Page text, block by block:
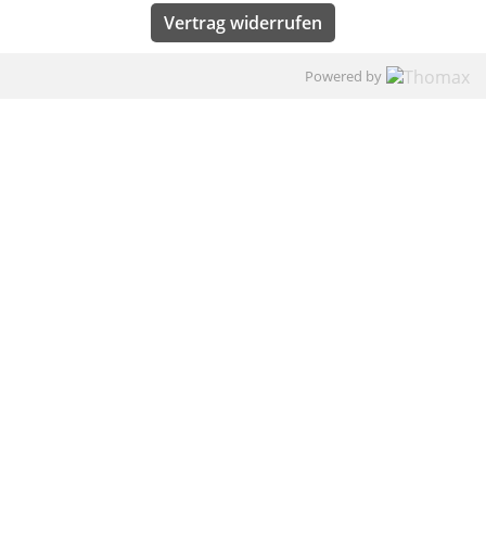
Vertrag widerrufen
Powered by